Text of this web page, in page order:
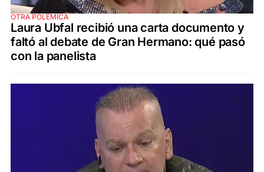
OTRA POLÉMICA
Laura Ubfal recibió una carta documento y
faltó al debate de Gran Hermano: qué pasó
con la panelista